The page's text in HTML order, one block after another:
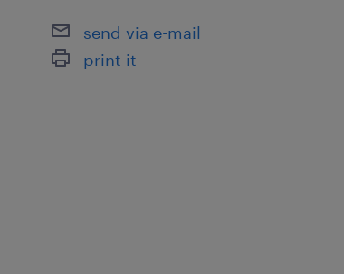
send via e-mail
print it